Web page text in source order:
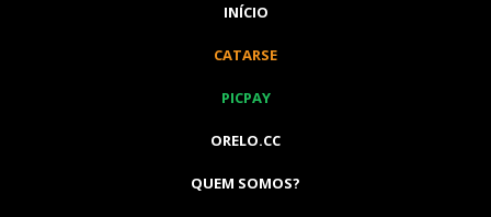
INÍCIO
CATARSE
PICPAY
ORELO.CC
QUEM SOMOS?